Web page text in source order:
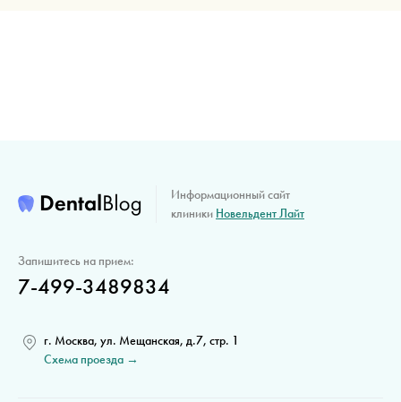
Информационный сайт
клиники Новельдент Лайт
Запишитесь на прием:
7-499-3489834
г. Москва, ул. Мещанская, д.7, стр. 1
Схема проезда →